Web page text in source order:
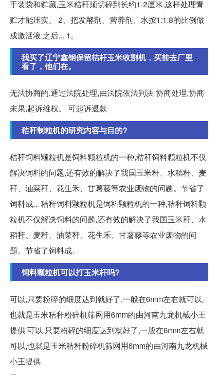
于装袋和贮藏,玉米秸秆须切碎到长约1-2厘米,这样处理青
贮才能压实。 2、把发酵剂、营养剂、水按1:1:8的比例做
成激活液,之后... 1。
我买了辽宁鑫钢保留桔杆玉米收割机，买前去厂里
看了，他们在。
无法协商的,通过法院处理,由法院依法判决 协商处理,协商
未果,起诉维权。 可起诉退款
秸秆制粒机的研究内容与目的?
秸秆饲料颗粒机是饲料颗粒机的一种,秸秆饲料颗粒机不仅
解决饲料的问题,还有效的解决了我国玉米秆、水稻秆、麦
秆、油菜秆、花生禾、甘薯藤等农业废物的问题。节省了
饲料成... 秸秆饲料颗粒机是饲料颗粒机的一种,秸秆饲料颗
粒机不仅解决饲料的问题,还有效的解决了我国玉米秆、水
稻秆、麦秆、油菜秆、花生禾、甘薯藤等农业废物的问
题。节省了饲料成。
饲料颗粒机可以打玉米杆吗?
可以,只要粉碎的细度达到就好了,一般在6mm左右就可以,
也就是玉米秸秆粉碎机筛网用6mm的由河南九龙机械小王
提供 可以,只要粉碎的细度达到就好了,一般在6mm左右就
可以,也就是玉米秸秆粉碎机筛网用6mm的由河南九龙机械
小王提供